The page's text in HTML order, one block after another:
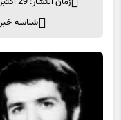
شناسه خبر: